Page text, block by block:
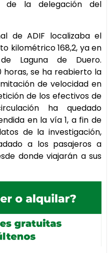
de la delegación del
de ADIF localizaba el
kilométrico 168,2, ya en
Laguna de Duero.
horas, se ha reabierto la
de velocidad en
de los efectivos de
ha quedado
en la vía 1, a fin de
de la investigación,
a los pasajeros a
donde viajarán a sus